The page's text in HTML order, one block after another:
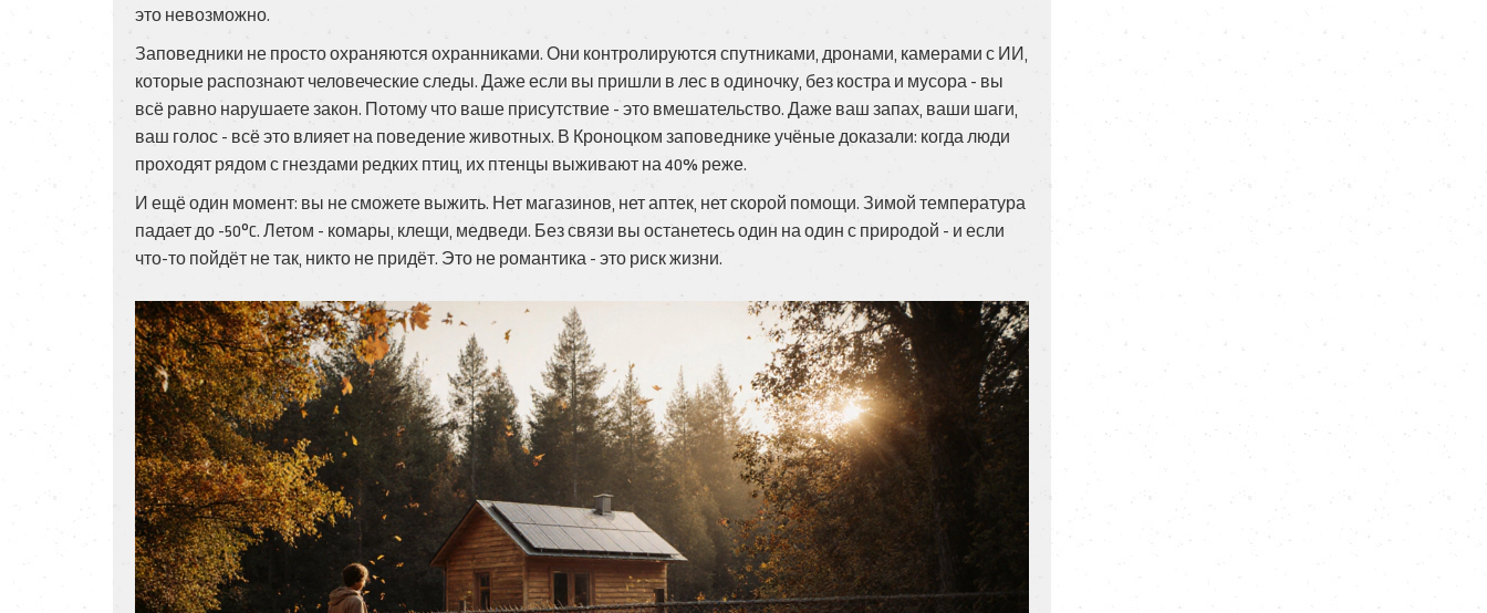
это невозможно.
Заповедники не просто охраняются охранниками. Они контролируются спутниками, дронами, камерами с ИИ,
которые распознают человеческие следы. Даже если вы пришли в лес в одиночку, без костра и мусора - вы
всё равно нарушаете закон. Потому что ваше присутствие - это вмешательство. Даже ваш запах, ваши шаги,
ваш голос - всё это влияет на поведение животных. В Кроноцком заповеднике учёные доказали: когда люди
проходят рядом с гнездами редких птиц, их птенцы выживают на 40% реже.
И ещё один момент: вы не сможете выжить. Нет магазинов, нет аптек, нет скорой помощи. Зимой температура
падает до -50°C. Летом - комары, клещи, медведи. Без связи вы останетесь один на один с природой - и если
что-то пойдёт не так, никто не придёт. Это не романтика - это риск жизни.